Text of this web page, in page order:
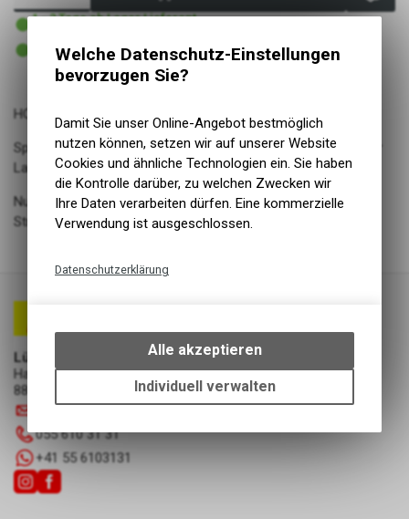
1 - 2 Tage ab Lager Lieferant
Abholung Lüscher Motor- & Bike World
HOMETRAINER II
Spezielle kalt-laufende Gummimischung, den Belastungen der
Lauf- und Bremsrollen angepasst
Nur für Rollentraining konzipiert: Nicht für den Einsatz auf der
Strasse!
Lüscher Motor- & Bike World
Hauptstrasse 29a
8867 Niederurnen
info@luscherag.ch
055 610 31 31
+41 55 6103131
Welche Datenschutz-Einstellungen
bevorzugen Sie?
Damit Sie unser Online-Angebot bestmöglich
nutzen können, setzen wir auf unserer Website
Cookies und ähnliche Technologien ein. Sie haben
die Kontrolle darüber, zu welchen Zwecken wir
Ihre Daten verarbeiten dürfen. Eine kommerzielle
Verwendung ist ausgeschlossen.
Datenschutzerklärung
bestimmte Interaktionen und
Einstellungen auf Ihrem Gerät,
um die grundlegenden
Funktionen unseres Online-
Alle akzeptieren
Individuell verwalten